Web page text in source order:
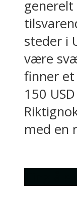
steder i
være
finner
150
med en